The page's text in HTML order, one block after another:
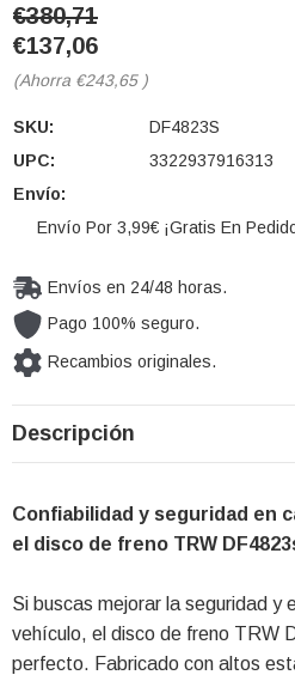
€380,71
€137,06
(Ahorra €243,65 )
SKU:
DF4823S
UPC:
3322937916313
Envío:
Envío Por 3,99€ ¡Gratis En
Envíos en 24/48 horas.
Pago 100% seguro.
Recambios originales.
Cantidad
actual de
Descripción
Confiabilidad y seguridad en
el disco de freno TRW
Si buscas mejorar la seguridad y
vehículo, el disco de freno TRW
perfecto. Fabricado con altos